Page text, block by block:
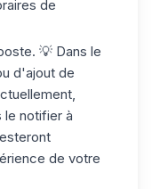
de
💡 Dans le
d'ajout de
le notifier à
de votre